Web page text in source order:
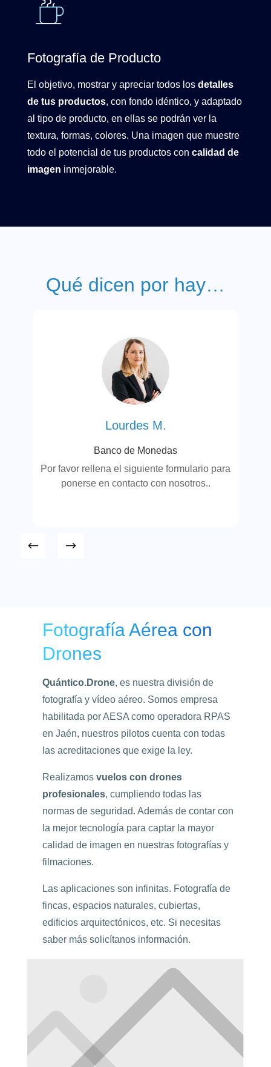
Fotografía de Producto
El objetivo, mostrar y apreciar todos los detalles
de tus productos, con fondo idéntico, y adaptado
al tipo de producto, en ellas se podrán ver la
textura, formas, colores. Una imagen que muestre
todo el potencial de tus productos con calidad de
imagen inmejorable.
Qué dicen por hay…
Lourdes M.
Banco de Monedas
Por favor rellena el siguiente formulario para
ponerse en contacto con nosotros..
Fotografía Aérea con
Drones
Quántico.Drone, es nuestra división de
fotografía y vídeo aéreo. Somos empresa
habilitada por AESA como operadora RPAS
en Jaén, nuestros pilotos cuenta con todas
las acreditaciones que exige la ley.
Realizamos vuelos con drones
profesionales, cumpliendo todas las
normas de seguridad. Además de contar con
la mejor tecnología para captar la mayor
calidad de imagen en nuestras fotografías y
filmaciones.
Las aplicaciones son infinitas. Fotografía de
fincas, espacios naturales, cubiertas,
edificios arquitectónicos, etc. Si necesitas
saber más solicítanos información.